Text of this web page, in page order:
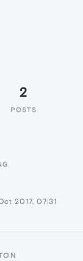
2
POSTS
2017, 07:31